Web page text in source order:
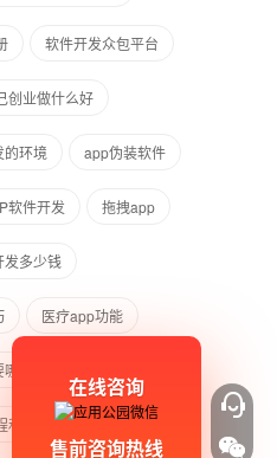
软件开发众包平台
创业做什么好
环境 app伪装软件
软件开发 拖拽app
多少钱
医疗app功能
些审批
软件
在线咨询
售前咨询热线